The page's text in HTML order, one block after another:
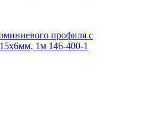
профиля с
1м 146-400-1